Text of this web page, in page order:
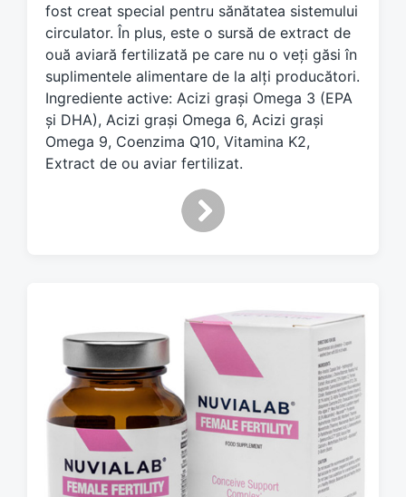
d
w
h
fost creat special pentru sănătatea sistemului
circulator. În plus, este o sursă de extract de
ouă aviară fertilizată pe care nu o veți găsi în
suplimentele alimentare de la alți producători.
Ingrediente active: Acizi grași Omega 3 (EPA
și DHA), Acizi grași Omega 6, Acizi grași
Omega 9, Coenzima Q10, Vitamina K2,
Extract de ou aviar fertilizat.